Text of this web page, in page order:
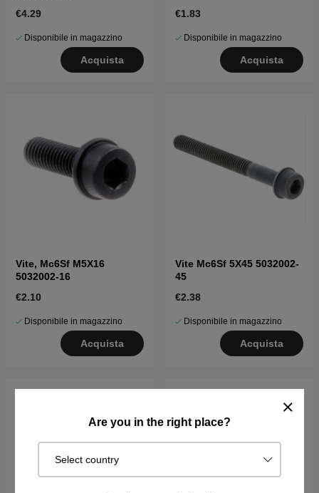
Are you in the right place?
Select country
€4.29
Disponibile in magazzino
Acquista
€1.83
Disponibile in magazzino
Acquista
Vite, Mc6Sf M5X16
5032002-16
€2.10
Disponibile in magazzino
Acquista
Vite Mc6Sf 5X45 5032002-
45
€2.38
Disponibile in magazzino
Acquista